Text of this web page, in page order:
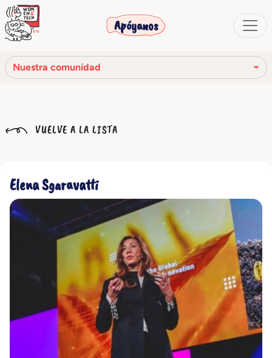
Apóyanos
Nuestra comunidad
Nuestra historia
Nuestra red
Nuestra comunidad
VUELVE A LA LISTA
Elena Sgaravatti